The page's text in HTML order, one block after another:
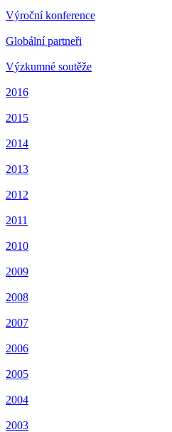
Výroční konference
Globální partneři
Výzkumné soutěže
2016
2015
2014
2013
2012
2011
2010
2009
2008
2007
2006
2005
2004
2003